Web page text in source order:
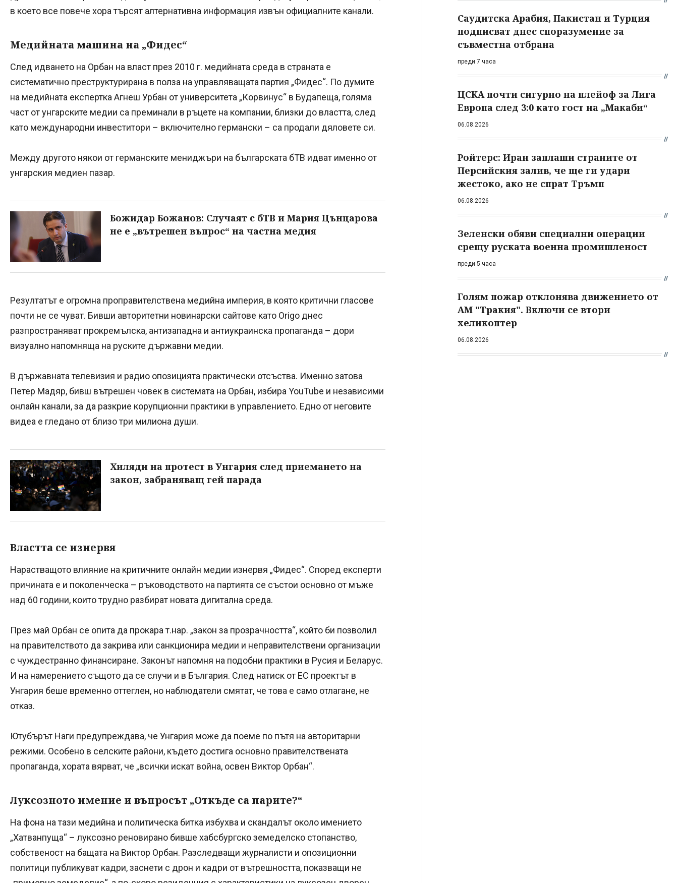
в което все повече хора търсят алтернативна информация извън официалните канали.
Медийната машина на „Фидес“
След идването на Орбан на власт през 2010 г. медийната среда в страната е
систематично преструктурирана в полза на управляващата партия „Фидес“. По думите
на медийната експертка Агнеш Урбан от университета „Корвинус“ в Будапеща, голяма
част от унгарските медии са преминали в ръцете на компании, близки до властта, след
като международни инвеститори – включително германски – са продали дяловете си.
Между другото някои от германските мениджъри на българската бТВ идват именно от
унгарския медиен пазар.
Божидар Божанов: Случаят с бТВ и Мария Цънцарова
не е „вътрешен въпрос“ на частна медия
Резултатът е огромна проправителствена медийна империя, в която критични гласове
почти не се чуват. Бивши авторитетни новинарски сайтове като Origo днес
разпространяват прокремълска, антизападна и антиукраинска пропаганда – дори
визуално напомняща на руските държавни медии.
В държавната телевизия и радио опозицията практически отсъства. Именно затова
Петер Мадяр, бивш вътрешен човек в системата на Орбан, избира YouTube и независими
онлайн канали, за да разкрие корупционни практики в управлението. Едно от неговите
видеа е гледано от близо три милиона души.
Хиляди на протест в Унгария след приемането на
закон, забраняващ гей парада
Властта се изнервя
Нарастващото влияние на критичните онлайн медии изнервя „Фидес“. Според експерти
причината е и поколенческа – ръководството на партията се състои основно от мъже
над 60 години, които трудно разбират новата дигитална среда.
През май Орбан се опита да прокара т.нар. „закон за прозрачността“, който би позволил
на правителството да закрива или санкционира медии и неправителствени организации
с чуждестранно финансиране. Законът напомня на подобни практики в Русия и Беларус.
И на намерението същото да се случи и в България. След натиск от ЕС проектът в
Унгария беше временно оттеглен, но наблюдатели смятат, че това е само отлагане, не
отказ.
Ютубърът Наги предупреждава, че Унгария може да поеме по пътя на авторитарни
режими. Особено в селските райони, където достига основно правителствената
пропаганда, хората вярват, че „всички искат война, освен Виктор Орбан“.
Луксозното имение и въпросът „Откъде са парите?“
На фона на тази медийна и политическа битка избухва и скандалът около имението
„Хатванпуща“ – луксозно реновирано бивше хабсбургско земеделско стопанство,
собственост на бащата на Виктор Орбан. Разследващи журналисти и опозиционни
политици публикуват кадри, заснети с дрон и кадри от вътрешността, показващи не
Саудитска Арабия, Пакистан и Турция
подписват днес споразумение за
съвместна отбрана
преди 7 часа
ЦСКА почти сигурно на плейоф за Лига
Европа след 3:0 като гост на „Макаби“
06.08.2026
Ройтерс: Иран заплаши страните от
Персийския залив, че ще ги удари
жестоко, ако не спрат Тръмп
06.08.2026
Зеленски обяви специални операции
срещу руската военна промишленост
преди 5 часа
Голям пожар отклонява движението от
АМ "Тракия". Включи се втори
хеликоптер
06.08.2026